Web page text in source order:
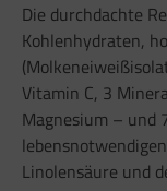
Die durchdachte
Kohlenhydraten,
Vitamin C, 3
Magnesium – und
Linolensäure und